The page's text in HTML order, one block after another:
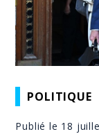
POLITIQUE
Publié le 18